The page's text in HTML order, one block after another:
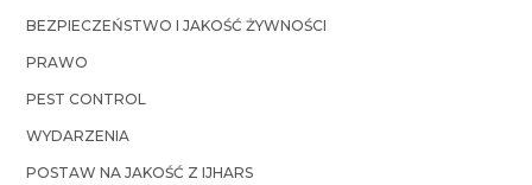
BEZPIECZEŃSTWO I JAKOŚĆ ŻYWNOŚCI
PRAWO
PEST CONTROL
WYDARZENIA
POSTAW NA JAKOŚĆ Z IJHARS